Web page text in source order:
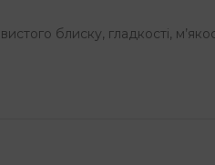
блиску, гладкості,